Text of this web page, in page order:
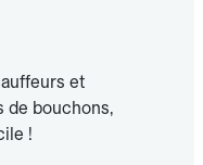
et
de bouchons,
!